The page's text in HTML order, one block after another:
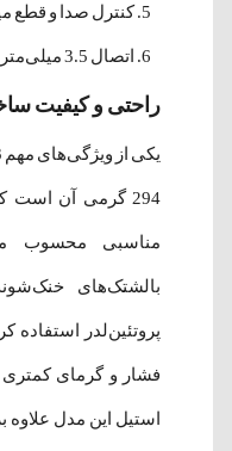
کنترل صدا و قطع
اتصال 3.5 میلی‌متری؛ بدون نیاز به نصب نرم‌افزار
راحتی و کیفیت
294 گرمی آن
مناسبی محسوب
بالشتک‌های
پروتئین‌لدر استفاده
فشار و گرمای